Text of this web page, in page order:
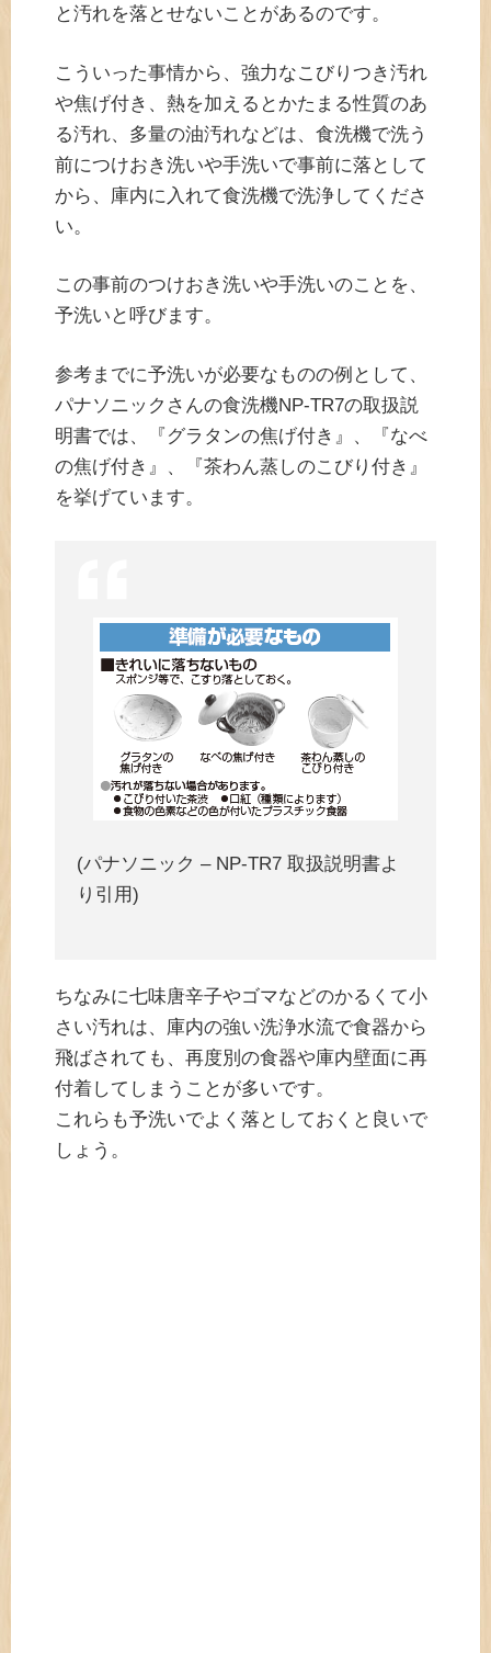
と汚れを落とせないことがあるのです。
こういった事情から、強力なこびりつき汚れ
や焦げ付き、熱を加えるとかたまる性質のあ
る汚れ、多量の油汚れなどは、食洗機で洗う
前につけおき洗いや手洗いで事前に落として
から、庫内に入れて食洗機で洗浄してくださ
い。
この事前のつけおき洗いや手洗いのことを、
予洗いと呼びます。
参考までに予洗いが必要なものの例として、
パナソニックさんの食洗機NP-TR7の取扱説
明書では、『グラタンの焦げ付き』、『なべ
の焦げ付き』、『茶わん蒸しのこびり付き』
を挙げています。
(パナソニック – NP-TR7 取扱説明書よ
り引用)
ちなみに七味唐辛子やゴマなどのかるくて小
さい汚れは、庫内の強い洗浄水流で食器から
飛ばされても、再度別の食器や庫内壁面に再
付着してしまうことが多いです。
これらも予洗いでよく落としておくと良いで
しょう。